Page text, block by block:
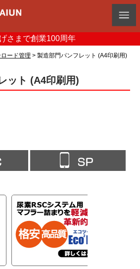
さまで創業100周年
ード管理 > 製造部門パンフレット (A4印刷用)
ット (A4印刷用)